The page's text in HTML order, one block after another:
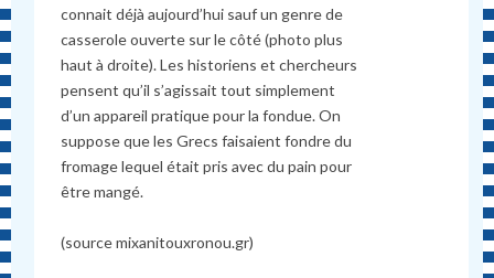
connait déjà aujourd’hui sauf un genre de
casserole ouverte sur le côté (photo plus
haut à droite). Les historiens et chercheurs
pensent qu’il s’agissait tout simplement
d’un appareil pratique pour la fondue. On
suppose que les Grecs faisaient fondre du
fromage lequel était pris avec du pain pour
être mangé.
(source mixanitouxronou.gr)